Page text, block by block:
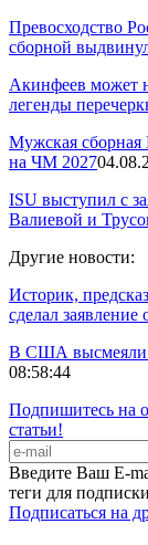
Превосходство
сборной
Акинфеев может
легенды
Мужская сборная
на ЧМ 2027
ISU выступил с
Валиевой и
Другие новости:
Историк,
сделал заявление
В США высмеяли
08:58:44
Подпишитесь на
статьи!
Введите Ваш E-
теги для подписки
Подписаться на